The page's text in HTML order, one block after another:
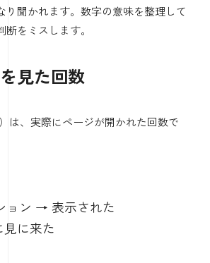
り聞かれます。数字の意味を整理して
をミスします。
見た回数
は、実際にページが開かれた回数で
ョン → 表示された
に来た